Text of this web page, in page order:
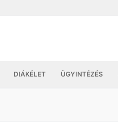
DIÁKÉLET ÜGYINTÉZÉS